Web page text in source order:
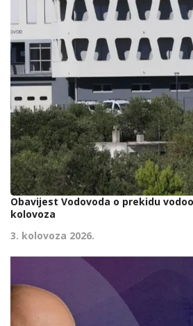
Obavijest Vodovoda o prekidu
kolovoza
3. kolovoza 2026.